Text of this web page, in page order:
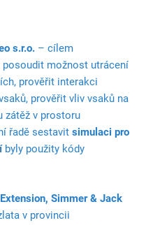
s.r.o. – cílem
možnost utrácení
prověřit interakci
prověřit vliv vsaků na
zátěž v prostoru
řadě sestavitsimulaci pro
byly použity kódy
Simmer & Jack
v provincii